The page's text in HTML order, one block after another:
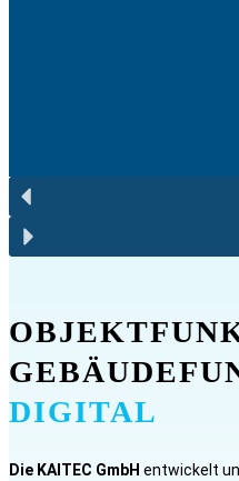
DIGITAL
Die KAITEC GmbH entwickelt